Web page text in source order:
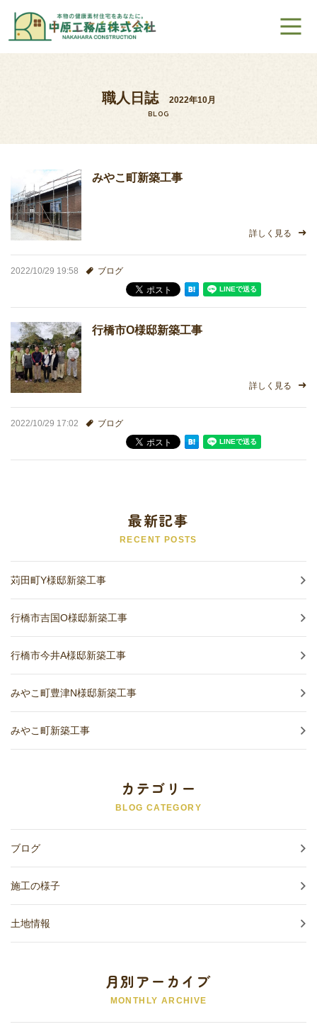
施工シリーズ
モデルハウス紹介
太陽光発電システム
ローンについて
リフォーム
お客様の声
お問い合わせ・資料請求フォーム
施工実績
最新情報
職人日誌
職人日誌 2022年10月
BLOG
みやこ町新築工事
詳しく見る
2022/10/29 19:58 ブログ
行橋市O様邸新築工事
詳しく見る
2022/10/29 17:02 ブログ
最新記事
RECENT POSTS
苅田町Y様邸新築工事
行橋市吉国O様邸新築工事
行橋市今井A様邸新築工事
みやこ町豊津N様邸新築工事
みやこ町新築工事
カテゴリー
BLOG CATEGORY
ブログ
施工の様子
土地情報
月別アーカイブ
MONTHLY ARCHIVE